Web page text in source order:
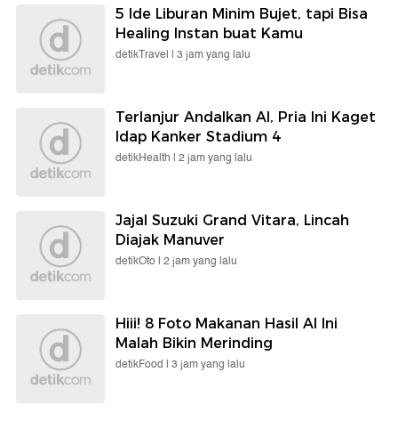
5 Ide Liburan Minim Bujet, tapi Bisa
Healing Instan buat Kamu
detikTravel | 3 jam yang lalu
Terlanjur Andalkan AI, Pria Ini Kaget
Idap Kanker Stadium 4
detikHealth | 2 jam yang lalu
Jajal Suzuki Grand Vitara, Lincah
Diajak Manuver
detikOto | 2 jam yang lalu
Hiii! 8 Foto Makanan Hasil AI Ini
Malah Bikin Merinding
detikFood | 3 jam yang lalu